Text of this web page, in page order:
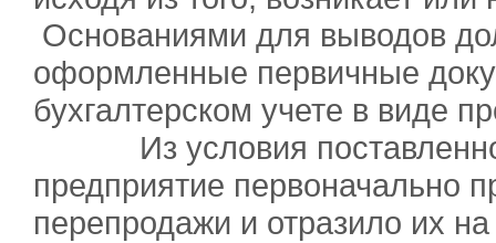
Основаниями для выводов
оформленные первичные
бухгалтерском учете в виде
Из условия
предприятие
перепродажи и отразило их